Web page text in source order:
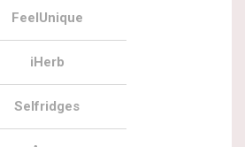
FeelUnique
iHerb
Selfridges